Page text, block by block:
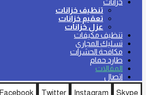
خزانات
تنظيف خزانات
تعقيم خزانات
عزل خزانات
تنظيف مكيفات
تسليك المجاري
مكافحة الحشرات
طارد حمام
المقالات
اتصال
Facebook
Twitter Instagram
Skype